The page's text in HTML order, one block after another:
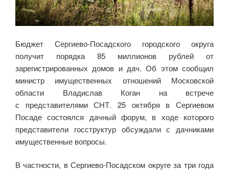
Бюджет Сергиево-Посадского городского округа
получит порядка 85 миллионов рублей от
зарегистрированных домов и дач. Об этом сообщил
министр имущественных отношений Московской
области Владислав Коган на встрече
с представителями СНТ. 25 октября в Сергиевом
Посаде состоялся дачный форум, в ходе которого
представители госструктур обсуждали с дачниками
имущественные вопросы.
В частности, в Сергиево-Посадском округе за три года